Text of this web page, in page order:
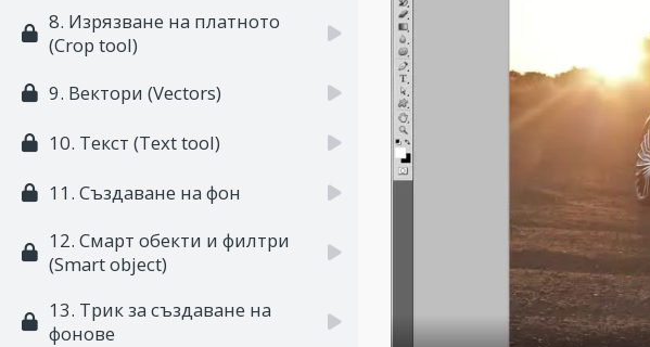
8. Изрязване на платното
(Crop tool)
9. Вектори (Vectors)
10. Текст (Text tool)
11. Създаване на фон
12. Смарт обекти и филтри
(Smart object)
13. Трик за създаване на
фонове